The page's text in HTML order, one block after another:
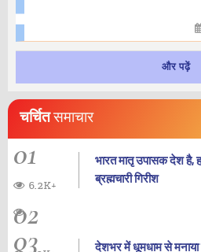
और पढ़ें
चर्चितसमाचार
01
भारत मातृ उपासक देश
ब्रह्मचारी गिरीश
6.2K+
02
03 देशभर में धूमधाम से मनाया